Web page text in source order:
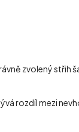
zvolený
rozdíl mezi